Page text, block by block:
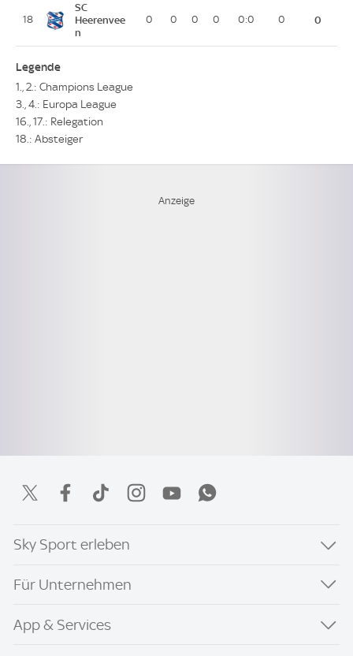
18
SC
Heerenvee
n
0 0 0 0 0:0 0 0
Legende
1., 2.: Champions League
3., 4.: Europa League
16., 17.: Relegation
18.: Absteiger
Sky Sport erleben
Für Unternehmen
App & Services